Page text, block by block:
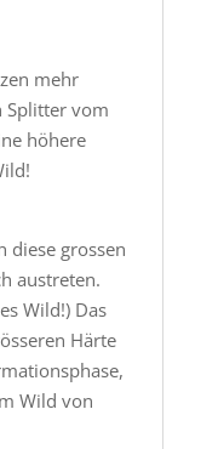
mehr
Splitter vom
höhere
diese grossen
austreten.
Wild!) Das
Härte
Wild von